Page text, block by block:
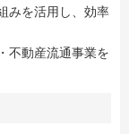
みを活用し、効率
不動産流通事業を